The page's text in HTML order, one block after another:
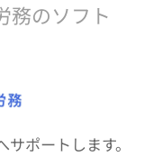
務のソフト
ポートします。